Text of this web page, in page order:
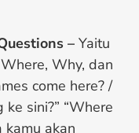
– Yaitu
Why, dan
come here? /
sini?” “Where
kamu akan